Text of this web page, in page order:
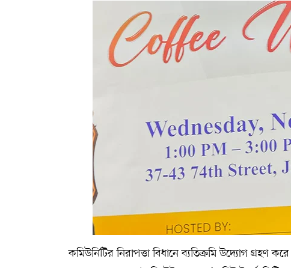
কমিউনিটির নিরাপত্তা বিধানে ব্যতিক্রমি উদ্যোগ গ্রহণ